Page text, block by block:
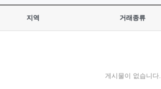
지역 거래종류
게시물이 없습니다.